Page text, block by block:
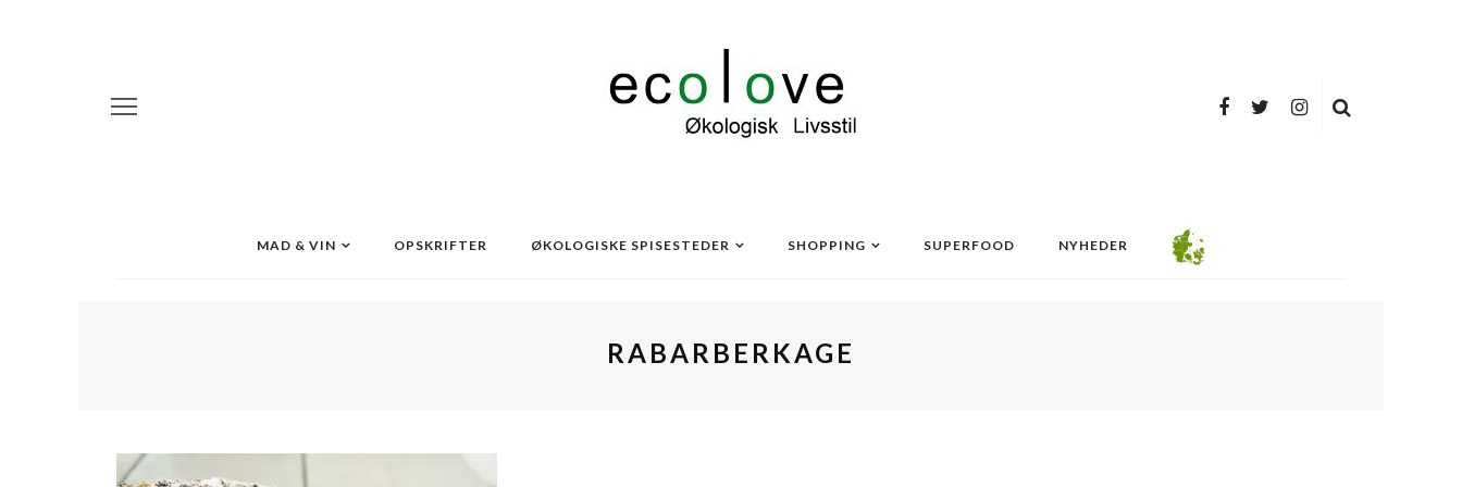
MAD & VIN OPSKRIFTER ØKOLOGISKE SPISESTEDER SHOPPING SUPERFOOD NYHEDER
RABARBERKAGE